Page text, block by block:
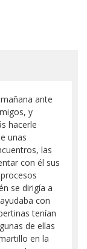
ante
y
hacerle
unas
las
con él sus
se dirigía a
con
tenían
de ellas
en la